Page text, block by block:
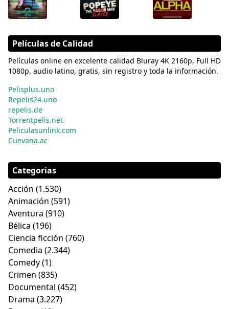
Películas de Calidad
Películas online en excelente calidad Bluray 4K 2160p, Full HD
1080p, audio latino, gratis, sin registro y toda la información.
Pelisplus.uno
Repelis24.uno
repelis.de
Torrentpelis.net
Peliculasunlink.com
Cuevana.ac
Categorias
Acción (1.530)
Animación (591)
Aventura (910)
Bélica (196)
Ciencia ficción (760)
Comedia (2.344)
Comedy(1)
Crimen (835)
Documental (452)
Drama (3.227)